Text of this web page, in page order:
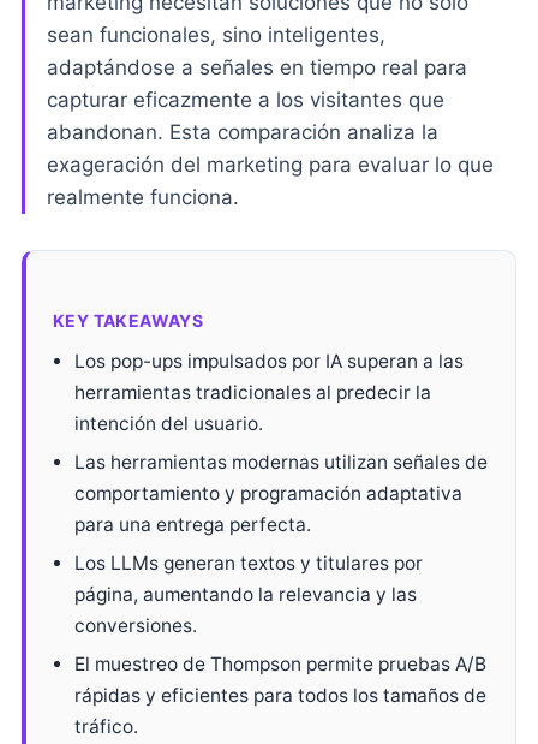
sean funcionales, sino inteligentes,
adaptándose a señales en tiempo real para
capturar eficazmente a los visitantes que
abandonan. Esta comparación analiza la
exageración del marketing para evaluar lo que
realmente funciona.
KEY TAKEAWAYS
Los pop-ups impulsados por IA superan a las
herramientas tradicionales al predecir la
intención del usuario.
Las herramientas modernas utilizan señales de
comportamiento y programación adaptativa
para una entrega perfecta.
Los LLMs generan textos y titulares por
página, aumentando la relevancia y las
conversiones.
El muestreo de Thompson permite pruebas A/B
rápidas y eficientes para todos los tamaños de
tráfico.